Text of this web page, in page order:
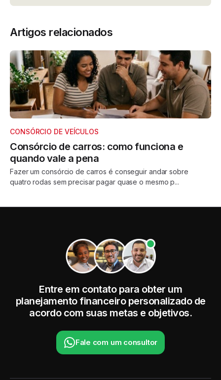
Artigos relacionados
CONSÓRCIO DE VEÍCULOS
Consórcio de carros: como funciona e
quando vale a pena
Fazer um consórcio de carros é conseguir andar sobre
quatro rodas sem precisar pagar quase o mesmo p...
Entre em contato para obter um
planejamento financeiro personalizado de
acordo com suas metas e objetivos.
Fale com um consultor